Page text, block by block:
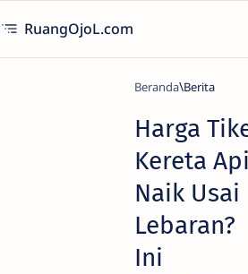
RuangOjoL.com
Beranda Berita
Harga
Kereta Api
Naik Usai
Lebaran?
Ini